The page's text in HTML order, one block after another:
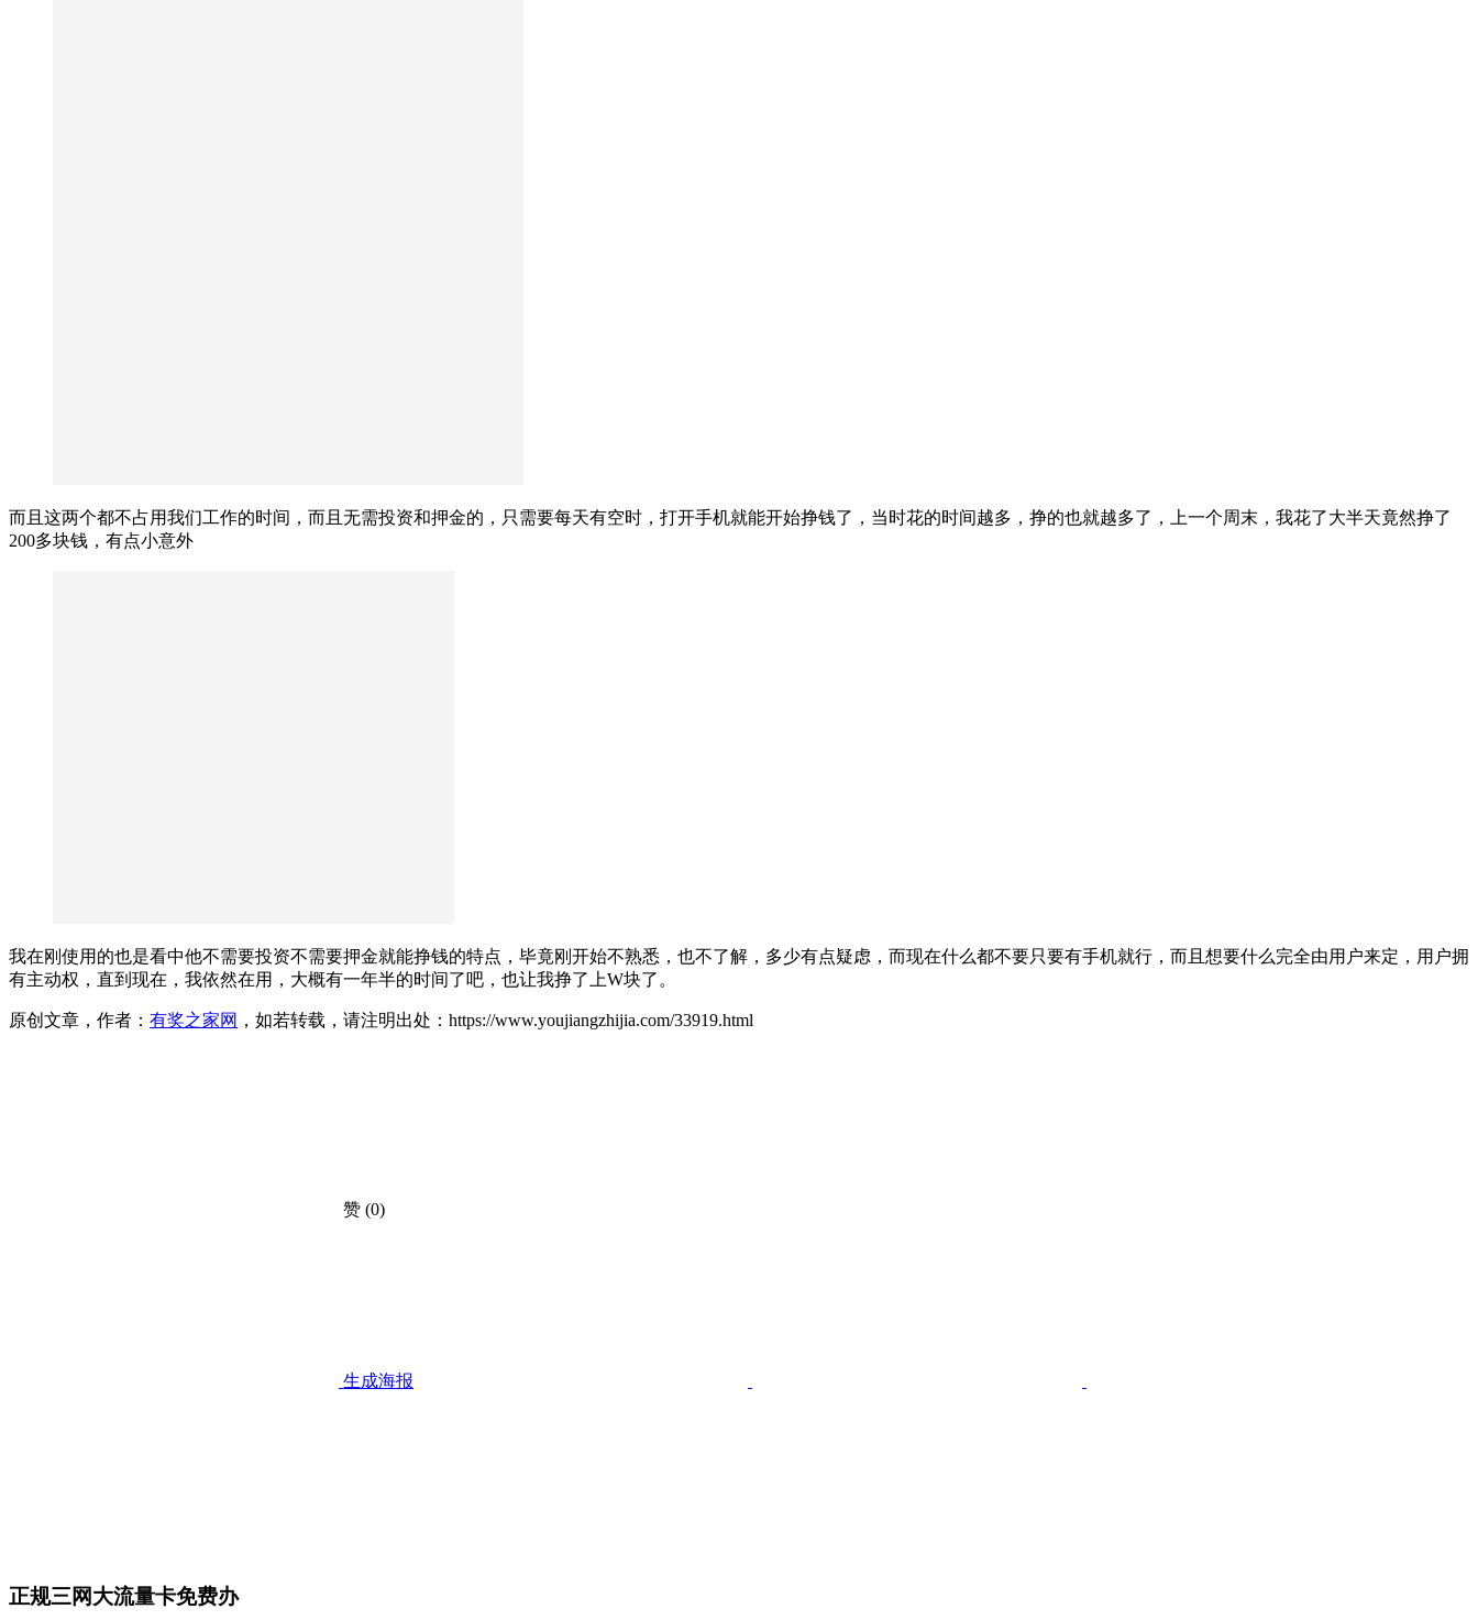
而且这两个都不占用我们工作的时间，而且无需投资和押金的，只需要每天有空时，打开手机就能开始挣钱了，当时花的时间越多，挣的也就越多了，上一个周末，我花了大半天竟然挣了
200多块钱，有点小意外
我在刚使用的也是看中他不需要投资不需要押金就能挣钱的特点，毕竟刚开始不熟悉，也不了解，多少有点疑虑，而现在什么都不要只要有手机就行，而且想要什么完全由用户来定，用户拥
有主动权，直到现在，我依然在用，大概有一年半的时间了吧，也让我挣了上W块了。
原创文章，作者： 有奖之家网 ，如若转载，请注明出处：https://www.youjiangzhijia.com/33919.html
赞 (0)
生成海报
正规三网大流量卡免费办